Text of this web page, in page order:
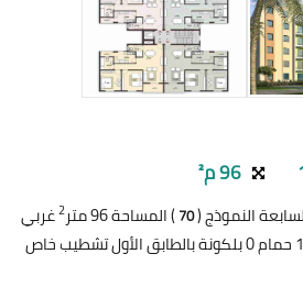
96 م²
النموذج (70) المساحة 96 متر 2غربي
تطل على شارع تشمل 2 نوم 1 حمام 0 بلكونة بالطابق الأول تشطيب خاص